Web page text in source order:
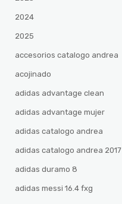
2024
2025
accesorios catalogo andrea
acojinado
adidas advantage clean
adidas advantage mujer
adidas catalogo andrea
adidas catalogo andrea 2017
adidas duramo 8
adidas messi 16.4 fxg